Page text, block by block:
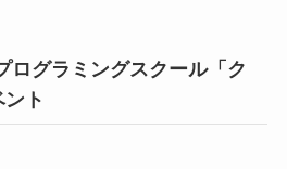
ログラミングスクール「ク
ト